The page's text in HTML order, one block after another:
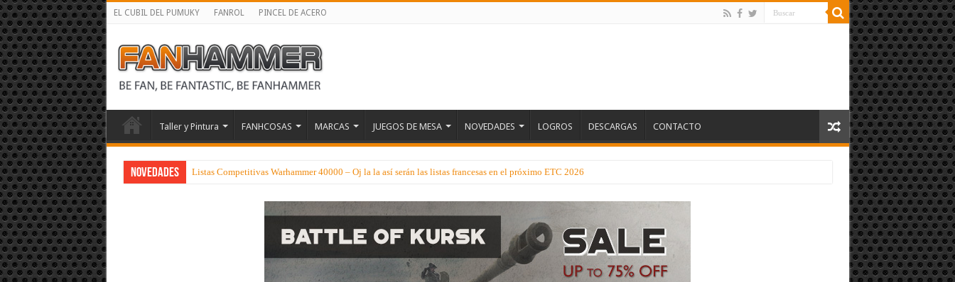
EL CUBIL DEL PUMUKY FANROL PINCEL DE ACERO
Taller y Pintura FANHCOSAS MARCAS JUEGOS DE MESA NOVEDADES LOGROS DESCARGAS CONTACTO
NOVEDADES Listas Competitivas Warhammer 40000 – Oj la la así serán las listas francesas en el próximo ETC 2026